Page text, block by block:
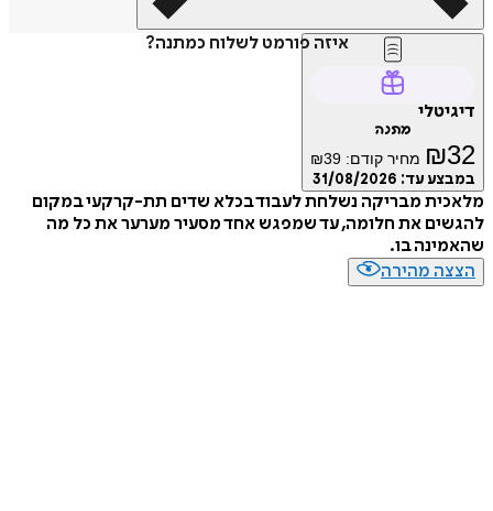
איזה פורמט לשלוח כמתנה?
דיגיטלי
מתנה
₪32 מחיר קודם: ₪39
במבצע עד: 31/08/2026
מלאכית מבריקה נשלחת לעבוד בכלא שדים תת-קרקעי במקום
להגשים את חלומה, עד שמפגש אחד מסעיר מערער את כל מה
שהאמינה בו.
הצצה מהירה